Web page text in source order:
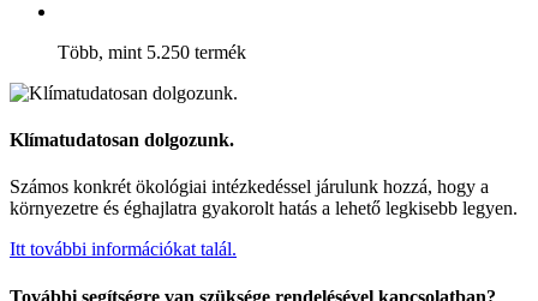
Több, mint 5.250 termék
Klímatudatosan dolgozunk.
Számos konkrét ökológiai intézkedéssel járulunk hozzá, hogy a
környezetre és éghajlatra gyakorolt hatás a lehető legkisebb legyen.
Itt további információkat talál.
További segítségre van szüksége rendelésével kapcsolatban?